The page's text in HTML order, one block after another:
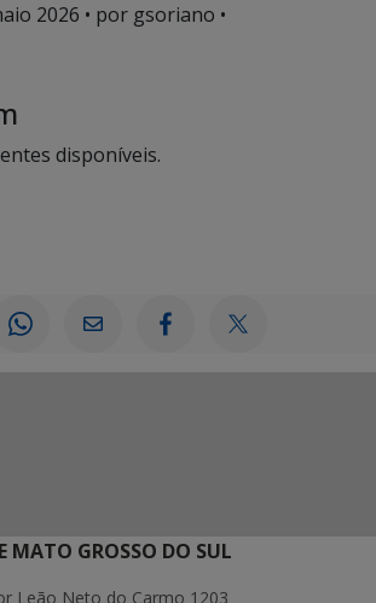
2026 • por gsoriano •
disponíveis.
MATO GROSSO DO SUL
Leão Neto do Carmo 1203